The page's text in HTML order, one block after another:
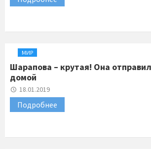
МИР
Шарапова – крутая! Она
домой
18.01.2019
Подробнее